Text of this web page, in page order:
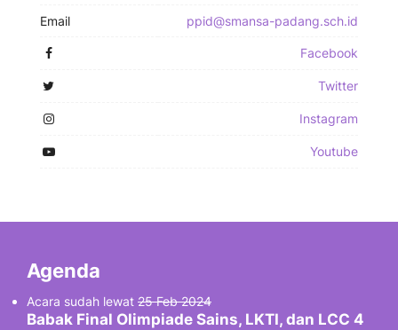
Email ppid@smansa-padang.sch.id
Facebook
Twitter
Instagram
Youtube
Agenda
Acara sudah lewat 25 Feb 2024
Babak Final Olimpiade Sains, LKTI, dan LCC 4